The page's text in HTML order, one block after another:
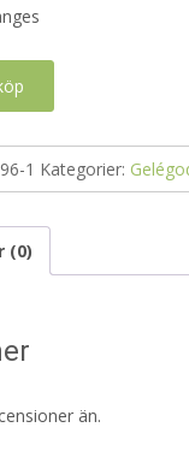
1 Kategorier:
(0)
än.